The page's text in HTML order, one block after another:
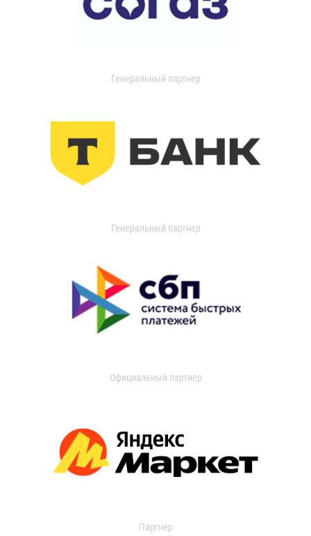
Генеральный партнер
Генеральный партнер
Официальный партнер
Партнер